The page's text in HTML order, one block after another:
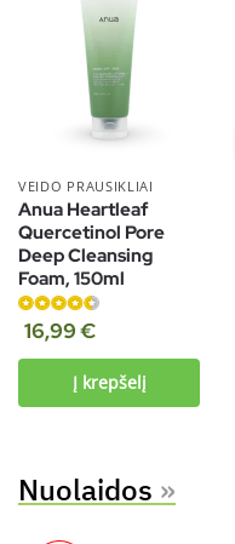
VEIDO PRAUSIKLIAI
Anua Heartleaf
Quercetinol Pore
Deep Cleansing
Foam, 150ml
Įvertinimas:
16,99€
Į krepšelį
Nuolaidos »